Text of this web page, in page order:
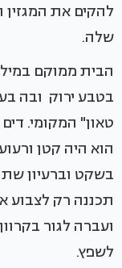
להקים את המגזין
שלה.
הבית ממוקם במיל
בטבע ירוק ובה
הוא היה קטן
בשקט וברעיון
תכננה רק לצבוע
ועברה לגור
לשפץ.